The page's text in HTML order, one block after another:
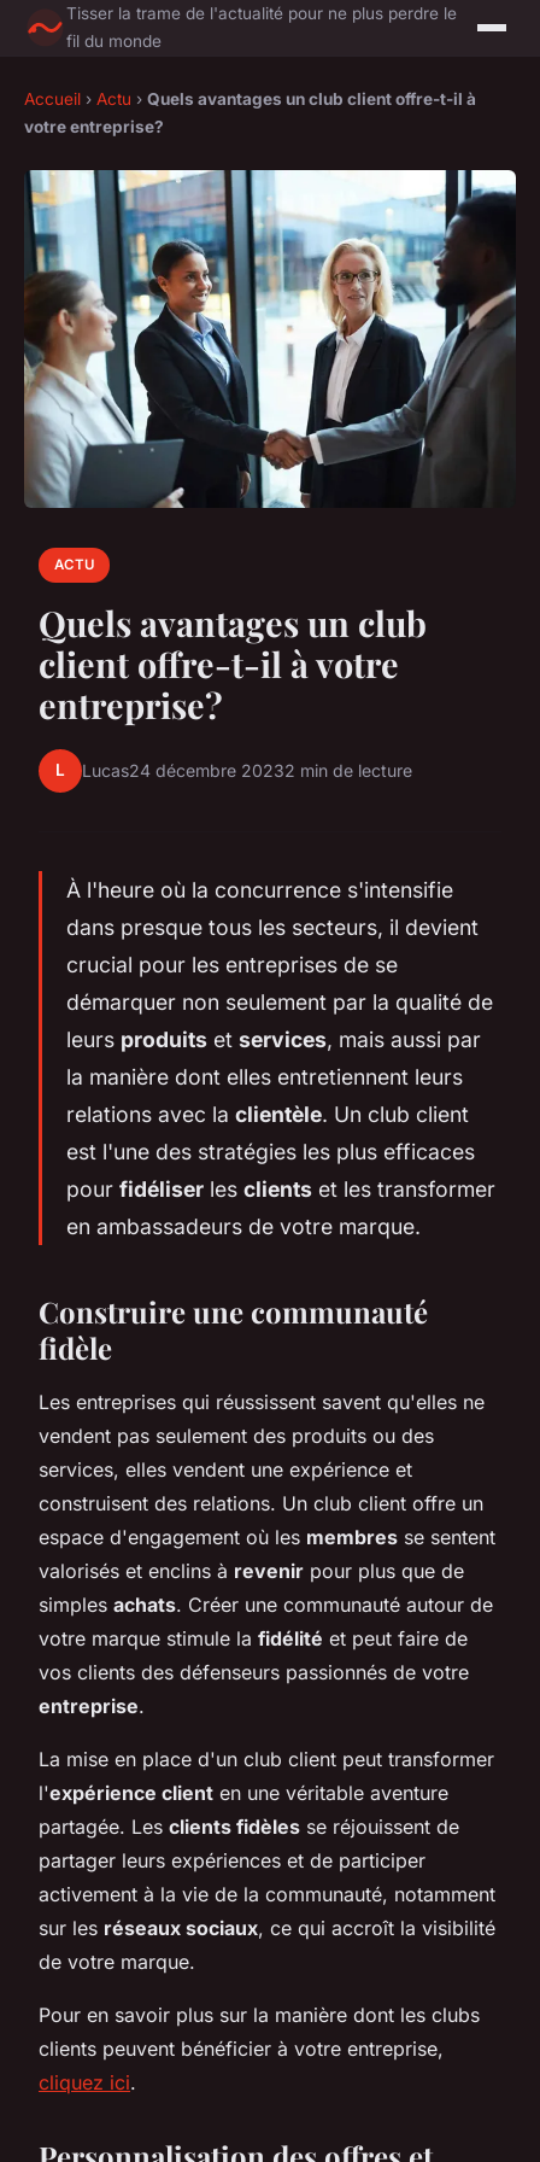
Tisser la trame de l'actualité pour ne plus perdre le
fil du monde
Accueil › Actu › Quels avantages un club client offre-t-il à
votre entreprise?
ACTU
Quels avantages un club
client offre-t-il à votre
entreprise?
L Lucas24 décembre 20232 min de lecture
À l'heure où la concurrence s'intensifie
dans presque tous les secteurs, il devient
crucial pour les entreprises de se
démarquer non seulement par la qualité de
leurs produits et services, mais aussi par
la manière dont elles entretiennent leurs
relations avec la clientèle. Un club client
est l'une des stratégies les plus efficaces
pour fidéliser les clients et les transformer
en ambassadeurs de votre marque.
Construire une communauté
fidèle
Les entreprises qui réussissent savent qu'elles ne
vendent pas seulement des produits ou des
services, elles vendent une expérience et
construisent des relations. Un club client offre un
espace d'engagement où les membres se sentent
valorisés et enclins à revenir pour plus que de
simples achats. Créer une communauté autour de
votre marque stimule la fidélité et peut faire de
vos clients des défenseurs passionnés de votre
entreprise.
La mise en place d'un club client peut transformer
l'expérience client en une véritable aventure
partagée. Les clients fidèles se réjouissent de
partager leurs expériences et de participer
activement à la vie de la communauté, notamment
sur les réseaux sociaux, ce qui accroît la visibilité
de votre marque.
Pour en savoir plus sur la manière dont les clubs
clients peuvent bénéficier à votre entreprise,
cliquez ici.